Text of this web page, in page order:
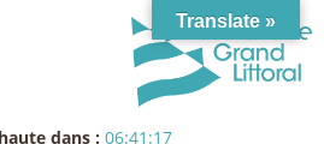
dans : 06:41:17
Translate »